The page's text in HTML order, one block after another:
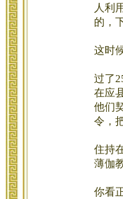
人利
的，
这时
过了
在应
他们
令，
住持
薄伽
你看